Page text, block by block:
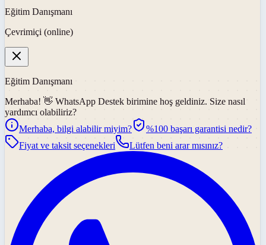
Eğitim Danışmanı
Çevrimiçi (online)
Eğitim Danışmanı
Merhaba! 👋 WhatsApp Destek birimine hoş geldiniz. Size nasıl
yardımcı olabiliriz?
Merhaba, bilgi alabilir miyim?
%100 başarı garantisi nedir?
Fiyat ve taksit seçenekleri
Lütfen beni arar mısınız?